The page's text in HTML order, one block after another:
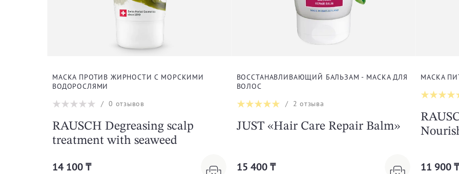
МАСКА ПРОТИВ ЖИРНОСТИ С МОРСКИМИ
ВОДОРОСЛЯМИ
/0 отзывов
RAUSCH Degreasing scalp
treatment with seaweed
14 100 ₸
ВОССТАНАВЛИВАЮЩИЙ БАЛЬЗАМ - МАСКА ДЛЯ
ВОЛОС
/ 2 отзыва
JUST «Hair Care Repair Balm»
15 400 ₸
МАСКА
11 900